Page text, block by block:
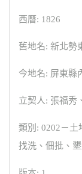
西曆: 1826
舊地名: 新北勢
今地名: 屏東縣
立契人: 張福秀
類別: 0202－土
找洗、佃批、